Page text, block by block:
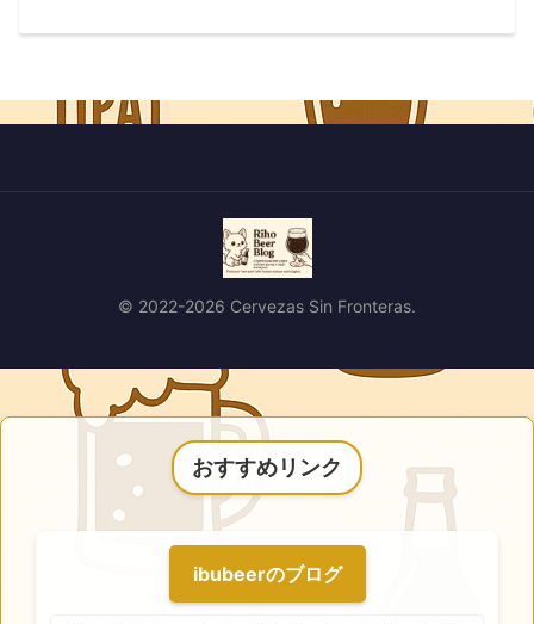
© 2022-2026 Cervezas Sin Fronteras.
おすすめリンク
ibubeerのブログ